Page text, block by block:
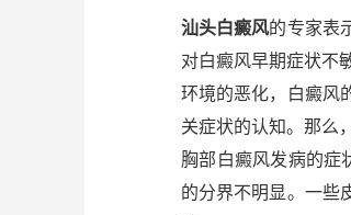
汕头白癜风的专家表
对白癜风早期症状不
环境的恶化，白癜风
关症状的认知。那么
胸部白癜风发病的症
的分界不明显。一些